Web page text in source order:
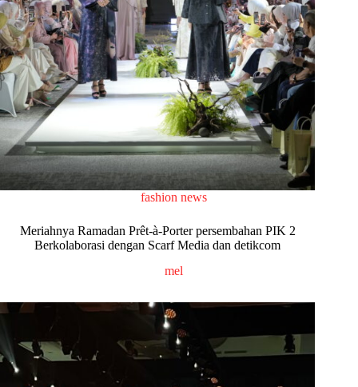
fashion news
Meriahnya Ramadan Prêt-à-Porter persembahan PIK 2
Berkolaborasi dengan Scarf Media dan detikcom
mel